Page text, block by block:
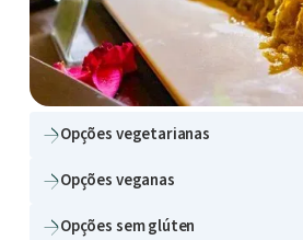
+ Veja mais fotos
Opções vegetarianas
Opções veganas
Opções sem glúten